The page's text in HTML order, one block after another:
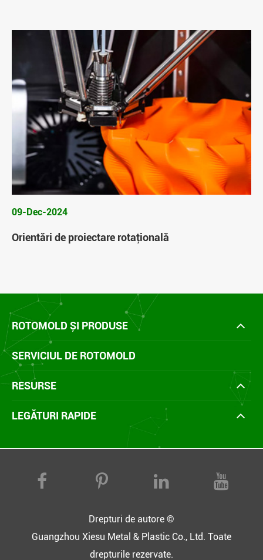
09-Dec-2024
Orientări de proiectare rotaţională
ROTOMOLD ȘI PRODUSE
SERVICIUL DE ROTOMOLD
RESURSE
LEGĂTURI RAPIDE
Drepturi de autore ©
Guangzhou Xiesu Metal & Plastic Co., Ltd. Toate
drepturile rezervate.